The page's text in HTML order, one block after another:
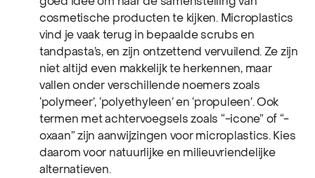
cosmetische producten te kijken. Microplastics
vind je vaak terug in bepaalde scrubs en
tandpasta’s, en zijn ontzettend vervuilend. Ze zijn
niet altijd even makkelijk te herkennen, maar
vallen onder verschillende noemers zoals
‘polymeer’, ‘polyethyleen’ en ‘propuleen’. Ook
termen met achtervoegsels zoals “-icone” of “-
oxaan” zijn aanwijzingen voor microplastics. Kies
daarom voor natuurlijke en milieuvriendelijke
alternatieven.